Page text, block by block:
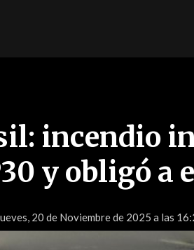
incendio
y obligó a
20 de Noviembre de 2025 a las